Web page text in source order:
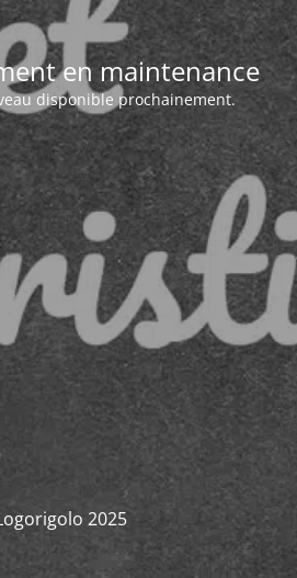
en maintenance
disponible prochainement.
2025